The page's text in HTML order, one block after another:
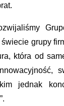
grupy
która od
jednak